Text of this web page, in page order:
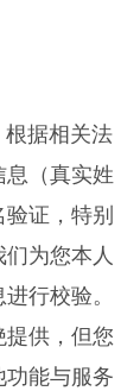
据相关法
（真实姓
证，特别
为您本人
行校验。
供，但您
能与服务